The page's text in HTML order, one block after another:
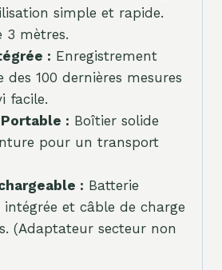
simple et rapide.
3 mètres.
: Enregistrement
100 dernières mesures
facile.
: Boîtier solide
pour un transport
: Batterie
et câble de charge
(Adaptateur secteur non